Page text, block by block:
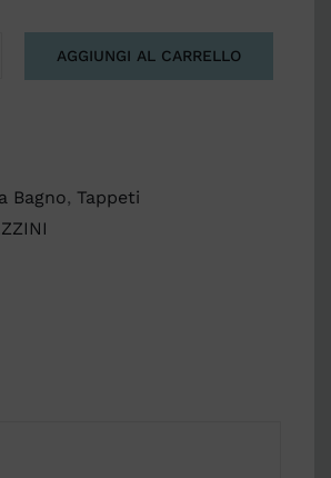
AGGIUNGI AL CARRELLO
Bagno, Tappeti